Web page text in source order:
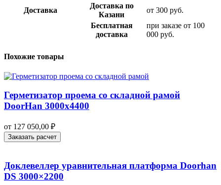
Доставка
Доставка по
Казани
от 300 руб.
Бесплатная
доставка
при заказе от 100
000 руб.
Похожие товары
Герметизатор проема со складной рамой
DoorHan 3000х4400
от 127 050,00 ₽
Заказать расчет
Доклевеллер уравнительная платформа Doorhan
DS 3000×2200